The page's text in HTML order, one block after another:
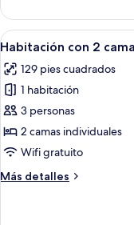
doble,
baño
privado
Abrir
todas
las
fotos
de
Habitación
con
camas
6
Habitación con 2
129 pies cuadrados
1 habitación
3 personas
2 camas individuales
Wifi gratuito
Más detalles
Más